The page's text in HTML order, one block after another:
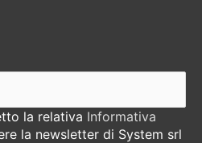
la relativa Informativa
la newsletter di System srl